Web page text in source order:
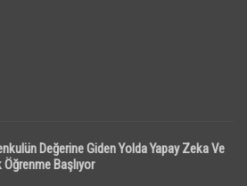
Değerine Giden Yolda Yapay Zeka Ve
Başlıyor